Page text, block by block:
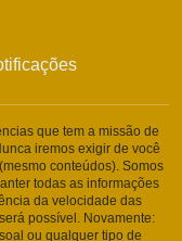
que tem a missão de
iremos exigir de você
conteúdos). Somos
todas as informações
da velocidade das
possível. Novamente:
ou qualquer tipo de